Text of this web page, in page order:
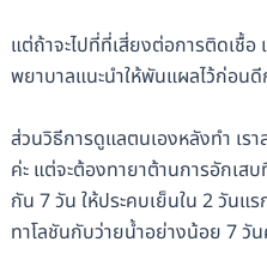
แต่ถ้าจะไปที่ที่เสี่ยงต่อการติดเชื้อ
พยาบาลแนะนำให้พันแผลไว้ก่อนดี
ส่วนวิธีการดูแลตนเองหลังทำ เร
ค่ะ แต่จะต้องทายาต้านการอักเส
กัน 7 วัน ให้ประคบเย็นใน 2 วันแ
ทาโลชันกับว่ายน้ำอย่างน้อย 7 วัน